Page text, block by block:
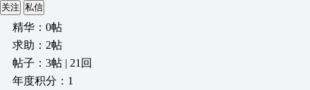
关注 私信
精华：0帖
求助：2帖
帖子：3帖 | 21回
年度积分：1